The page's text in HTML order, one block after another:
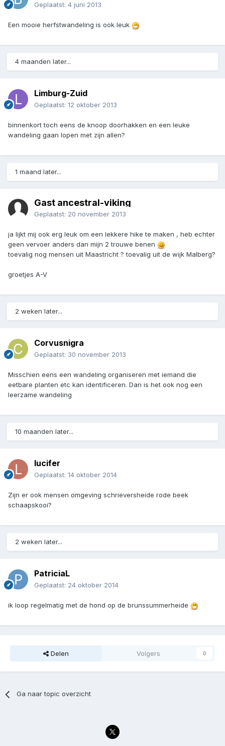
Geplaatst: 4 juni 2013
Een mooie herfstwandeling is ook leuk
4 maanden later...
Limburg-Zuid
Geplaatst: 12 oktober 2013
binnenkort toch eens de knoop doorhakken en een leuke
wandeling gaan lopen met zijn allen?
1 maand later...
Gast ancestral-viking
Geplaatst: 20 november 2013
ja lijkt mij ook erg leuk om een lekkere hike te maken , heb echter
geen vervoer anders dan mijn 2 trouwe benen
toevalig nog mensen uit Maastricht ? toevalig uit de wijk Malberg?
groetjes A-V
2 weken later...
Corvusnigra
Geplaatst: 30 november 2013
Misschien eens een wandeling organiseren met iemand die
eetbare planten etc kan identificeren. Dan is het ook nog een
leerzame wandeling
10 maanden later...
lucifer
Geplaatst: 14 oktober 2014
Zijn er ook mensen omgeving schrieversheide rode beek
schaapskooi?
2 weken later...
PatriciaL
Geplaatst: 24 oktober 2014
ik loop regelmatig met de hond op de brunssummerheide
Delen Volgers 0
Ga naar topic overzicht